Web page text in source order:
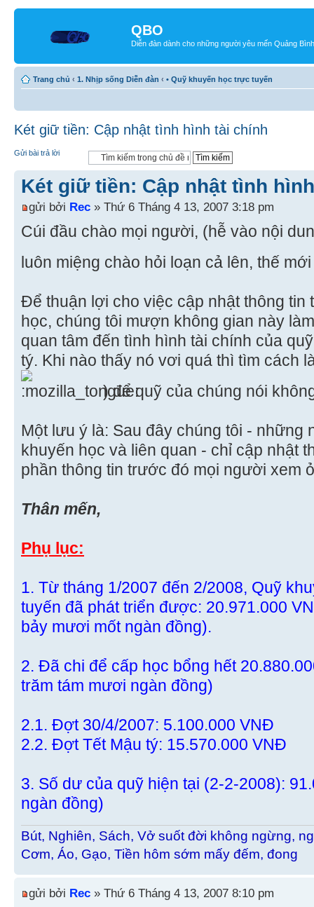
QBO
Diễn đàn dành cho những người yêu mến Quảng Bình
Trang chủ ‹ 1. Nhịp sống Diễn đàn ‹ • Quỹ khuyến học trực tuyến
Két giữ tiền: Cập nhật tình hình tài chính
Gửi bài trả lời
Két giữ tiền: Cập nhật tình
gửi bởi Rec » Thứ 6 Tháng 4 13, 2007 3:18 pm
Cúi đầu chào mọi người, (hễ vào nội
luôn miệng chào hỏi loạn cả lên, thế
Để thuận lợi cho việc cập nhật thông tin
học, chúng tôi mượn không gian này
quan tâm đến tình hình tài chính của
tý. Khi nào thấy nó vơi quá thì tìm cách
) để quỹ của chúng nói
Một lưu ý là: Sau đây chúng tôi - những
khuyến học và liên quan - chỉ cập nhật
phần thông tin trước đó mọi người xem
Thân mến,
Phụ lục:
1. Từ tháng 1/2007 đến 2/2008, Quỹ
tuyến đã phát triển được: 20.971.000
bảy mươi mốt ngàn đồng).
2. Đã chi để cấp học bổng hết
trăm tám mươi ngàn đồng)
2.1. Đợt 30/4/2007: 5.100.000 VNĐ
2.2. Đợt Tết Mậu tý: 15.570.000 VNĐ
3. Số dư của quỹ hiện tại (2-2-2008):
ngàn đồng)
Bút, Nghiên, Sách, Vở suốt đời không ngừng,
Cơm, Áo, Gạo, Tiền hôm sớm mấy đếm, đong
gửi bởi Rec » Thứ 6 Tháng 4 13, 2007 8:10 pm